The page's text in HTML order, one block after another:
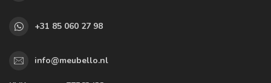
+31 85 060 27 98
info@meubello.nl